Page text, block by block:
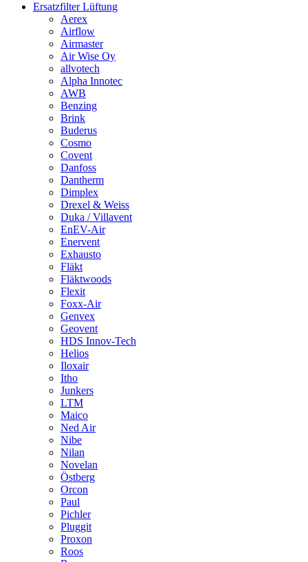
Ersatzfilter Lüftung
Aerex
Airflow
Airmaster
Air Wise Oy
allvotech
Alpha Innotec
AWB
Benzing
Brink
Buderus
Cosmo
Covent
Danfoss
Dantherm
Dimplex
Drexel & Weiss
Duka / Villavent
EnEV-Air
Enervent
Exhausto
Fläkt
Fläktwoods
Flexit
Foxx-Air
Genvex
Geovent
HDS Innov-Tech
Helios
Iloxair
Itho
Junkers
LTM
Maico
Ned Air
Nibe
Nilan
Novelan
Östberg
Orcon
Paul
Pichler
Pluggit
Proxon
Roos